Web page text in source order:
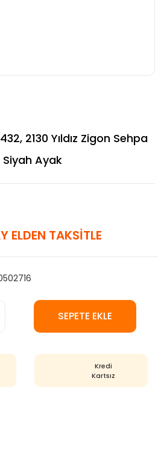
2130 Yıldız Zigon Sehpa
Ayak
ELDEN TAKSİTLE
SEPETE EKLE
Kredi
Kartsız